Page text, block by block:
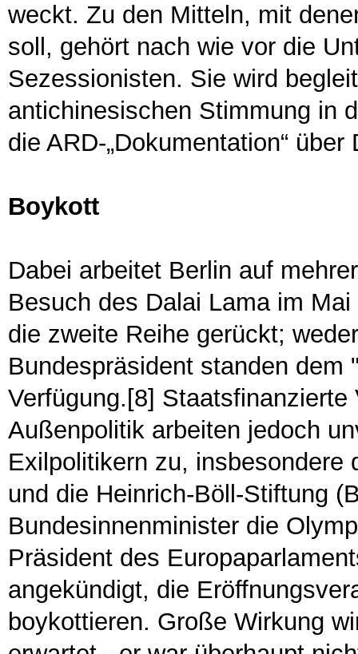
weckt. Zu den Mitteln, mit
soll, gehört nach wie vor die
Sezessionisten. Sie wird
antichinesischen Stimmung in
die ARD-„Dokumentation“
Boykott
Dabei arbeitet Berlin auf
Besuch des Dalai Lama im
die zweite Reihe gerückt;
Bundespräsident standen
Verfügung.[8]
Außenpolitik arbeiten jedoch
Exilpolitikern zu, insbesondere
und die Heinrich-Böll-Stiftung
Bundesinnenminister die
Präsident des
angekündigt, die
boykottieren. Große Wirkung